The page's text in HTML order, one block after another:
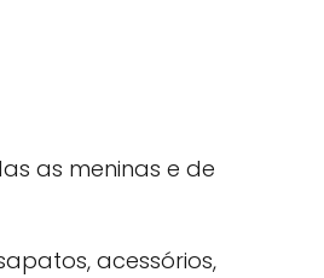
as meninas e de
acessórios,